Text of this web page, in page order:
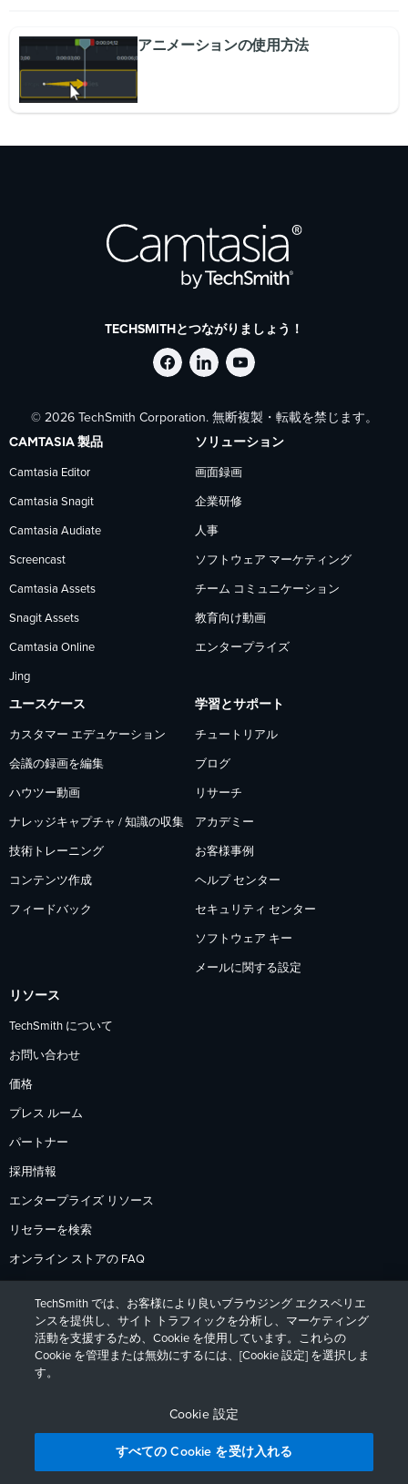
プランを比較する 無料トライアルを始める
アニメーションの使用方法
TECHSMITHとつながりましょう！
Facebook
で
TechSmith
ォ
ロ
ー
LinkedIn
で
TechSmith
を
フ
ォ
ロ
ー
YouTube
で
TechSmith
フ
ォ
ロ
ー
© 2026 TechSmith Corporation. 無断複製・転載を禁じます。
CAMTASIA 製品
Camtasia Editor
Camtasia Snagit
Camtasia Audiate
Screencast
Camtasia Assets
Snagit Assets
Camtasia Online
Jing
ソリューション
画面録画
企業研修
人事
ソフトウェア マーケティング
チーム コミュニケーション
教育向け動画
エンタープライズ
ユースケース
カスタマー エデュケーション
会議の録画を編集
ハウツー動画
ナレッジキャプチャ / 知識の収集
技術トレーニング
コンテンツ作成
フィードバック
学習とサポート
チュートリアル
ブログ
リサーチ
アカデミー
お客様事例
ヘルプ センター
セキュリティ センター
ソフトウェア キー
メールに関する設定
リソース
TechSmith について
お問い合わせ
価格
プレス ルーム
パートナー
採用情報
エンタープライズ リソース
リセラーを検索
オンライン ストアの FAQ
返品ポリシー
FrançaisEspañol
TechSmith では、お客様により良いブラウジング エクスペリエ
ンスを提供し、サイト トラフィックを分析し、マーケティング
活動を支援するため、Cookie を使用しています。これらの
Cookie を管理または無効にするには、[Cookie 設定] を選択しま
す。
Cookie 設定
すべての Cookie を受け入れる